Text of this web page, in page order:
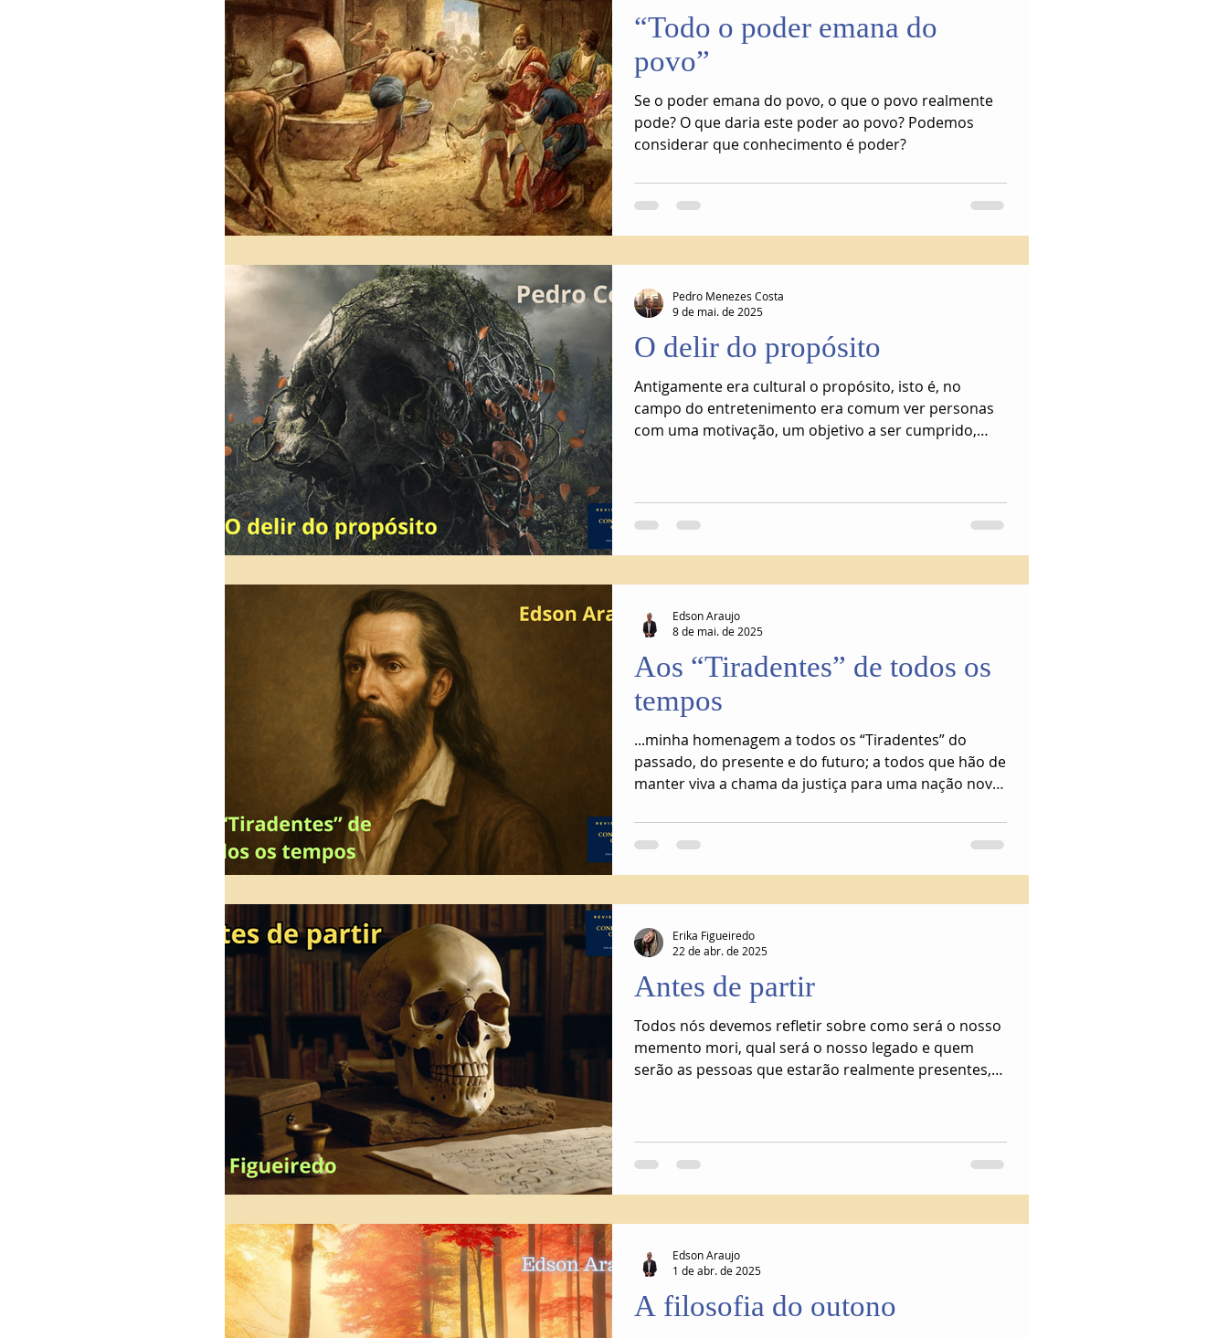
“Todo o poder emana do
povo”
Se o poder emana do povo, o que o povo realmente
pode? O que daria este poder ao povo? Podemos
considerar que conhecimento é poder?
O delir do propósito
Antigamente era cultural o propósito, isto é, no
campo do entretenimento era comum ver personas
com uma motivação, um objetivo a ser cumprido,
Pedro Menezes Costa
9 de mai. de 2025
Aos “Tiradentes” de todos os
tempos
...minha homenagem a todos os “Tiradentes” do
passado, do presente e do futuro; a todos que hão de
manter viva a chama da justiça para uma nação nova
Edson Araujo
8 de mai. de 2025
Antes de partir
Todos nós devemos refletir sobre como será o nosso
memento mori, qual será o nosso legado e quem
serão as pessoas que estarão realmente presentes,
Erika Figueiredo
22 de abr. de 2025
A filosofia do outono
Edson Araujo
1 de abr. de 2025